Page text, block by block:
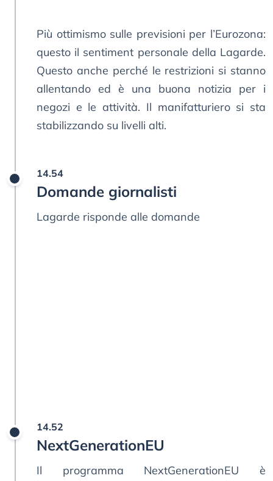
Più ottimismo sulle previsioni per l’Eurozona:
questo il sentiment personale della Lagarde.
Questo anche perché le restrizioni si stanno
allentando ed è una buona notizia per i
negozi e le attività. Il manifatturiero si sta
stabilizzando su livelli alti.
14.54
Domande giornalisti
Lagarde risponde alle domande
14.52
NextGenerationEU
Il programma NextGenerationEU è